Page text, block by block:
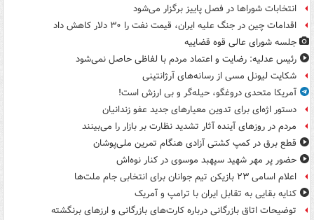
انتخابات شوراها در فصل پاییز برگزار می‌شود
اقدامات چین در جنگ علیه ایران، قیمت نفت را ۳۰ دلار کاهش داد
جلسه شورای عالی قوه قضاییه
رئیس عدلیه: رضایت و اعتماد مردم با لفاظی حاصل نمی‌شود
شکایت لیونل مسی از رسانه‌های آرژانتینی
آمریکا متحدی دروغگو، حیله‌گر و بی ارزش است!
دستور اژه‌ای برای تدوین معیارهای جدید عفو زندانیان
مردم در روزهای آینده آثار تشدید نظارت بر بازار را می‌بینند
قطع برق در کمپ کشتی آزادی هنگام تمرین ملی‌پوشان
حضور پر مهر شهید سپهبد موسوی در کنار نوه‌اش
اعلام اسامی ۲۳ بازیکن تیم جوانان برای انتخابی جام ملت‌ها
کنایه بقایی به تقابل ایران با ترامپ و آمریک
توضیحات اتاق بازرگانی درباره کارت‌های بازرگانی و ارزهای برنگشته